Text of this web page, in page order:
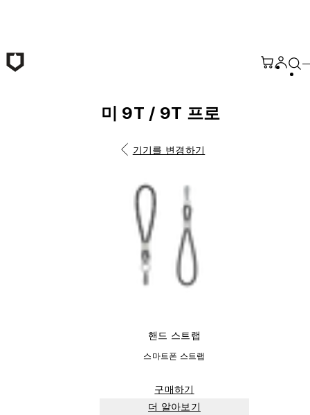
미 9T / 9T 프로
기기를 변경하기
핸드 스트랩
스마트폰 스트랩
구매하기
더 알아보기